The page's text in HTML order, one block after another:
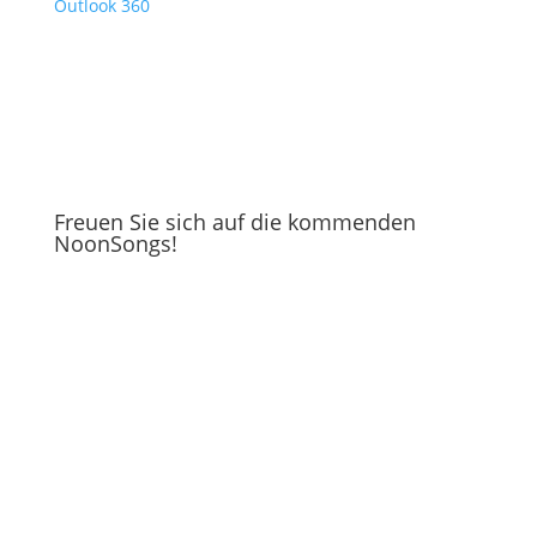
Outlook 360
Freuen Sie sich auf die kommenden
NoonSongs!